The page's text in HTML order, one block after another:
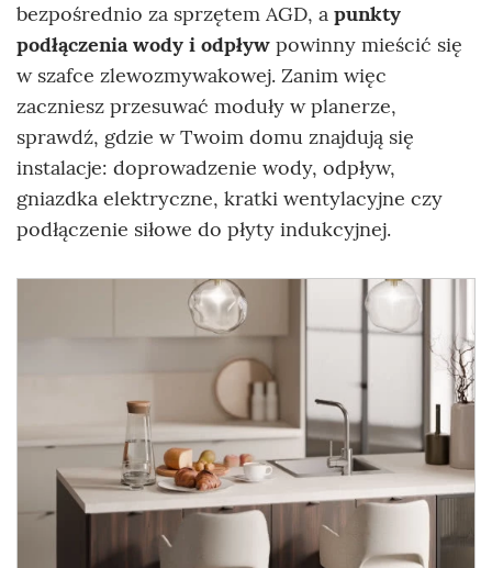
bezpośrednio za sprzętem AGD, a punkty
podłączenia wody i odpływ powinny mieścić się
w szafce zlewozmywakowej. Zanim więc
zaczniesz przesuwać moduły w planerze,
sprawdź, gdzie w Twoim domu znajdują się
instalacje: doprowadzenie wody, odpływ,
gniazdka elektryczne, kratki wentylacyjne czy
podłączenie siłowe do płyty indukcyjnej.